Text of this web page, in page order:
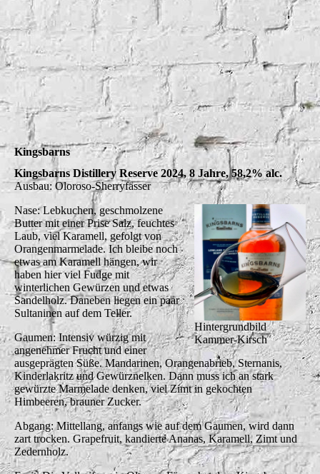
Kingsbarns
Kingsbarns Distillery Reserve 2024, 8 Jahre, 58,2% alc.
Ausbau: Oloroso-Sherryfässer
Hintergrundbild
Kammer-Kirsch
Nase: Lebkuchen, geschmolzene
Butter mit einer Prise Salz, feuchtes
Laub, viel Karamell, gefolgt von
Orangenmarmelade. Ich bleibe noch
etwas am Karamell hängen, wir
haben hier viel Fudge mit
winterlichen Gewürzen und etwas
Sandelholz. Daneben liegen ein paar
Sultaninen auf dem Teller.
Gaumen: Intensiv würzig mit
angenehmer Frucht und einer
ausgeprägten Süße. Mandarinen, Orangenabrieb, Sternanis,
Kinderlakritz und Gewürznelken. Dann muss ich an stark
gewürzte Marmelade denken, viel Zimt in gekochten
Himbeeren, brauner Zucker.
Abgang: Mittellang, anfangs wie auf dem Gaumen, wird dann
zart trocken. Grapefruit, kandierte Ananas, Karamell, Zimt und
Zedernholz.